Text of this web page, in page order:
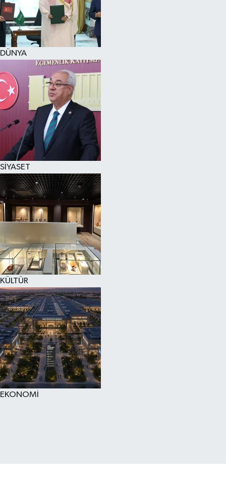
DÜNYA
SİYASET
KÜLTÜR
EKONOMİ